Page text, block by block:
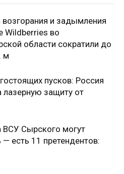
и задымления
Wildberries во
области сократили до
м
пусков: Россия
лазерную защиту от
ВСУ Сырского могут
— есть 11 претендентов: